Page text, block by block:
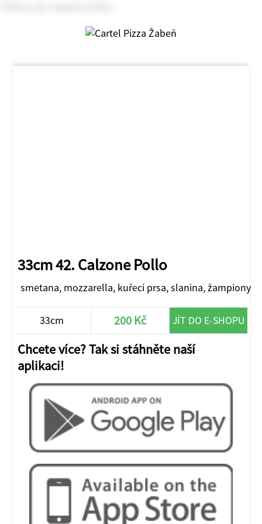
33cm 42. Calzone Pollo
smetana, mozzarella, kuřecí prsa, slanina, žampiony
33cm 200 Kč JÍT DO E-SHOPU
Chcete více? Tak si stáhněte naší
aplikaci!